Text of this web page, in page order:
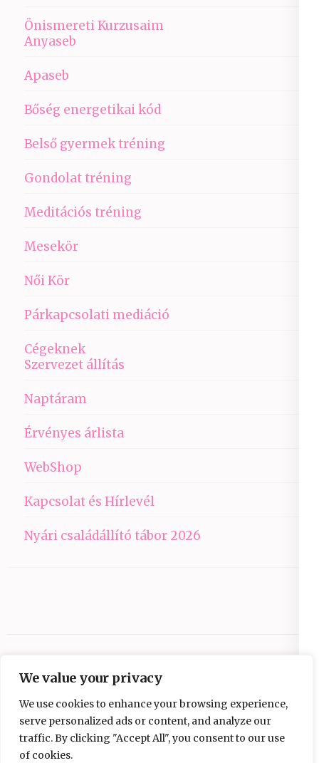
We value your privacy
We use cookies to enhance your browsing experience,
serve personalized ads or content, and analyze our
traffic. By clicking "Accept All", you consent to our use
of cookies.
Önismereti Kurzusaim
Anyaseb
Apaseb
Bőség energetikai kód
Belső gyermek tréning
Gondolat tréning
Meditációs tréning
Mesekör
Női Kör
Párkapcsolati mediáció
Cégeknek
Szervezet állítás
Naptáram
Érvényes árlista
WebShop
Kapcsolat és Hírlevél
Nyári családállító tábor 2026
Copyright © 2026Ezüst-Híd.
Elegant Pink